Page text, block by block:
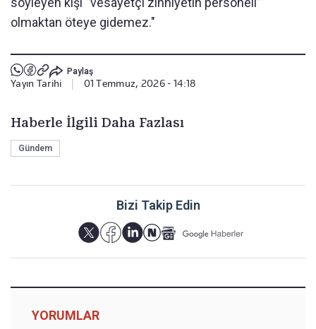
olmaktan öteye gidemez."
Paylaş
Yayın Tarihi 01 Temmuz, 2026 - 14:18
Haberle İlgili Daha Fazlası
Gündem
Bizi Takip Edin
YORUMLAR